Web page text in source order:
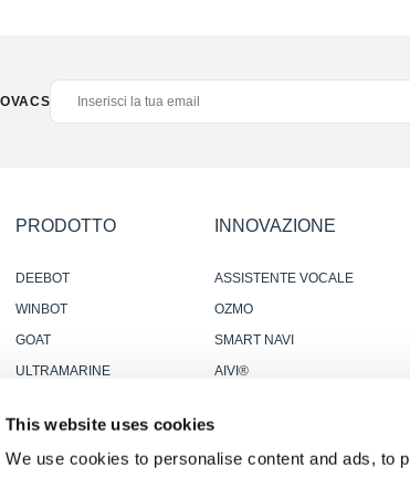
This website uses cookies
We use cookies to personalise content and ads, to
PRODOTTO
DEEBOT
WINBOT
GOAT
ULTRAMARINE
ROBOT PROFESSIONALI
PER PULIZIA PAVIMENTI
INNOVAZIONE
ASSISTENTE VOCALE
YIKO
OZMO
SMART NAVI
AIVI®